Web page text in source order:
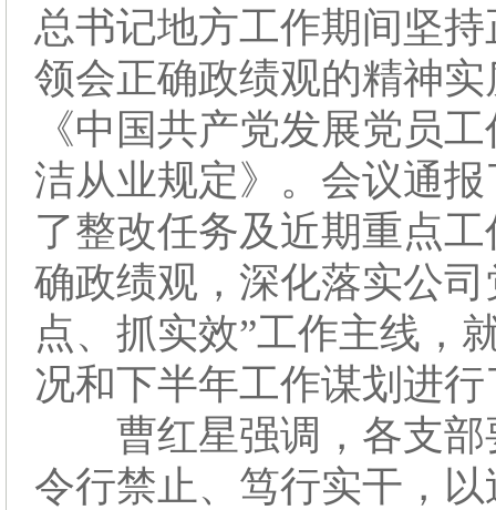
总书记地方工作期间坚
领会正确政绩观的精神
《中国共产党发展党员
洁从业规定》。会议通
了整改任务及近期重点
确政绩观，深化落实公
点、抓实效”工作主线，
况和下半年工作谋划进
曹红星强调，各支部
令行禁止、笃行实干，